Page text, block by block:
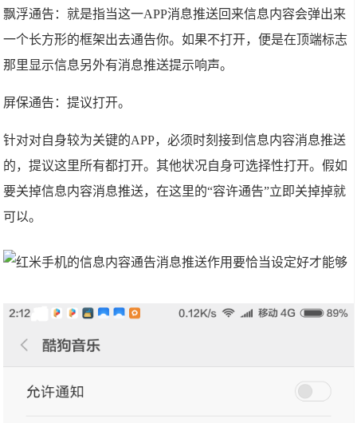
飘浮通告：就是指当这一APP消息推送回来信息内容会弹出来
一个长方形的框架出去通告你。如果不打开，便是在顶端标志
那里显示信息另外有消息推送提示响声。
屏保通告：提议打开。
针对对自身较为关键的APP，必须时刻接到信息内容消息推送
的，提议这里所有都打开。其他状况自身可选择性打开。假如
要关掉信息内容消息推送，在这里的“容许通告”立即关掉掉就
可以。